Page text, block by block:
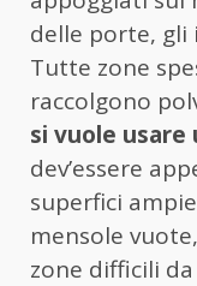
delle porte,
Tutte zone
raccolgono
si vuole usare
dev’essere
superfici
mensole
zone difficili